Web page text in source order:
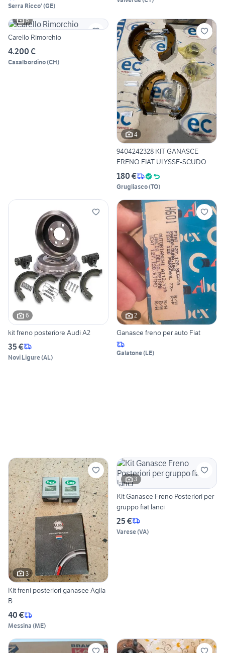
Serra Ricco' (GE)
6
Carello Rimorchio
4.200 €
Casalbordino(CH)
4
9404242328 KIT GANASCE
FRENO FIAT ULYSSE-SCUDO
180 €
Grugliasco(TO)
6
kit freno posteriore Audi A2
35 €
Novi Ligure(AL)
2
Ganasce freno per auto Fiat
Galatone(LE)
3
Kit freni posteriori ganasce Agila
B
40 €
Messina (ME)
3
Kit Ganasce Freno Posteriori per
gruppo fiat lanci
25 €
Varese(VA)